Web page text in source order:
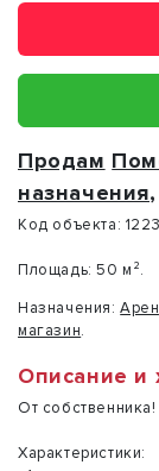
Продам
назначения
Код объекта:
Площадь: 50 м².
Назначения:
магазин.
Описание и
От
Характеристики: